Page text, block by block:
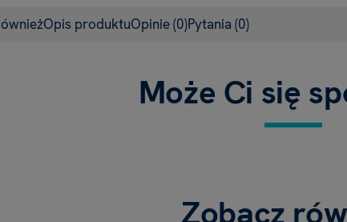
Opis produktuOpinie(0)Pytania (0)
Może Ci się
Zobacz